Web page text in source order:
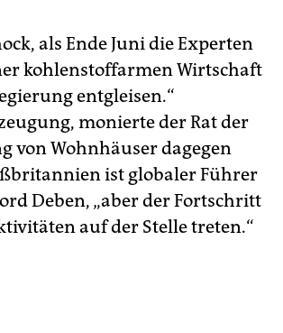
als Ende Juni die Experten
kohlenstoffarmen Wirtschaft
entgleisen.“
monierte der Rat der
von Wohnhäuser dagegen
ist globaler Führer
Deben, „aber der Fortschritt
auf der Stelle treten.“